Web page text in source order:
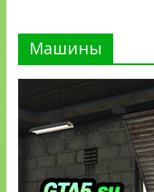
Машины